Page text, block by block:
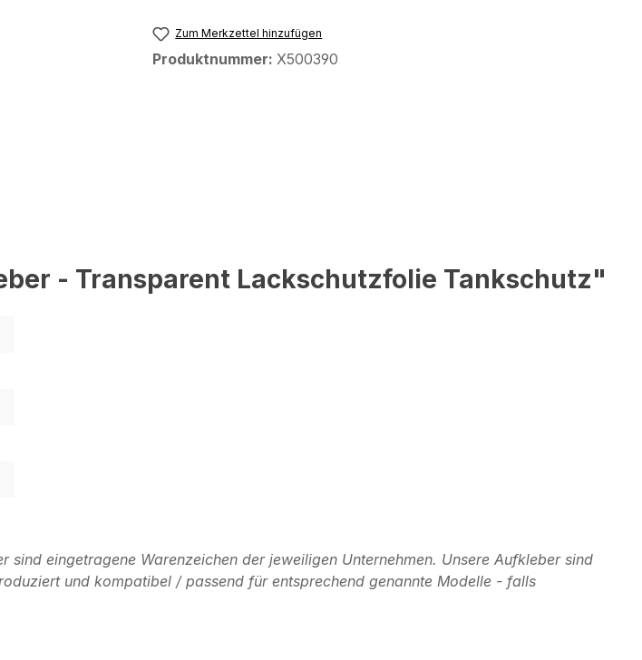
Zum Merkzettel hinzufügen
Produktnummer: X500390
- Transparent Lackschutzfolie Tankschutz"
eingetragene Warenzeichen der jeweiligen Unternehmen. Unsere Aufkleber sind
und kompatibel / passend für entsprechend genannte Modelle - falls